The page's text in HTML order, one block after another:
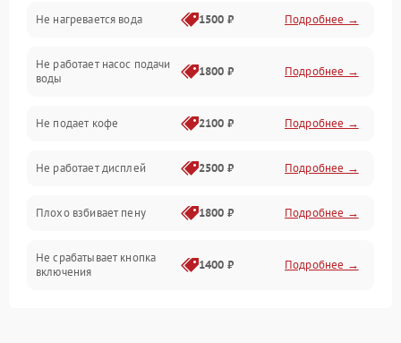
Включение и работа
Проблемы с водой
Проблемы с капучинатором и паром
Управление и электроника
Программное обеспечение
Не нагревается вода 1500 ₽ Подробнее →
Не работает насос подачи
воды
1800 ₽ Подробнее →
Не подает кофе 2100 ₽ Подробнее →
Не работает дисплей 2500 ₽ Подробнее →
Плохо взбивает пену 1800 ₽ Подробнее →
Не срабатывает кнопка
включения
1400 ₽ Подробнее →